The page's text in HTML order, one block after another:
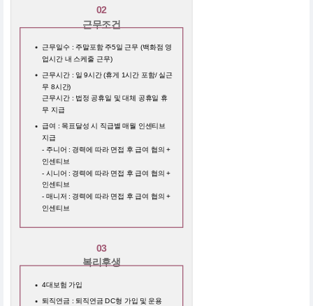
02
근무조건
근무일수 : 주말포함 주5일 근무 (백화점 영
업시간 내 스케줄 근무)
근무시간 : 일 9시간 (휴게 1시간 포함/ 실근
무 8시간)
근무시간 : 법정 공휴일 및 대체 공휴일 휴
무 지급
급여 : 목표달성 시 직급별 매월 인센티브
지급
- 주니어 : 경력에 따라 면접 후 급여 협의 +
인센티브
- 시니어 : 경력에 따라 면접 후 급여 협의 +
인센티브
- 매니저 : 경력에 따라 면접 후 급여 협의 +
인센티브
03
복리후생
4대보험 가입
퇴직연금 : 퇴직연금 DC형 가입 및 운용